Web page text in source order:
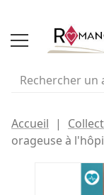
Accueil
orageuse à